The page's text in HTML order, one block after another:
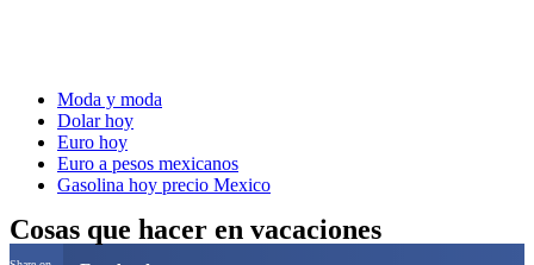
Moda y moda
Dolar hoy
Euro hoy
Euro a pesos mexicanos
Gasolina hoy precio Mexico
Cosas que hacer en vacaciones